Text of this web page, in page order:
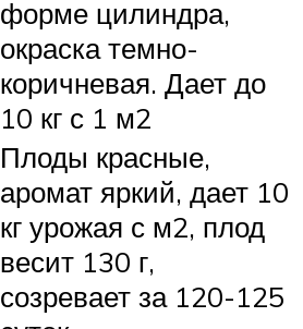
форме цилиндра,
окраска темно-
коричневая. Дает до
10 кг с 1 м2
Плоды красные,
аромат яркий, дает 10
кг урожая с м2, плод
весит 130 г,
созревает за 120-125